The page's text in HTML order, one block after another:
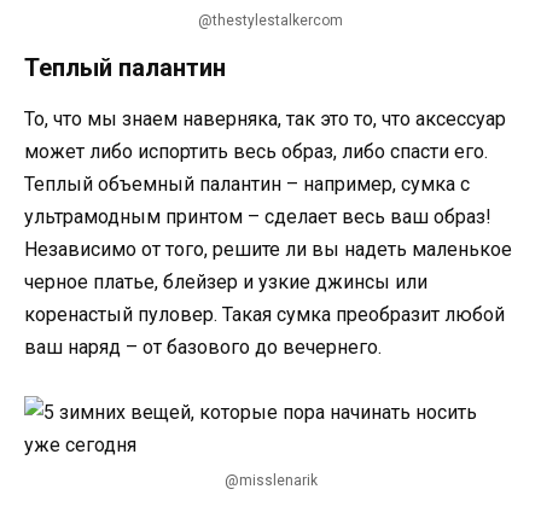
@thestylestalkercom
Теплый палантин
То, что мы знаем наверняка, так это то, что аксессуар
может либо испортить весь образ, либо спасти его.
Теплый объемный палантин – например, сумка с
ультрамодным принтом – сделает весь ваш образ!
Независимо от того, решите ли вы надеть маленькое
черное платье, блейзер и узкие джинсы или
коренастый пуловер. Такая сумка преобразит любой
ваш наряд – от базового до вечернего.
@misslenarik